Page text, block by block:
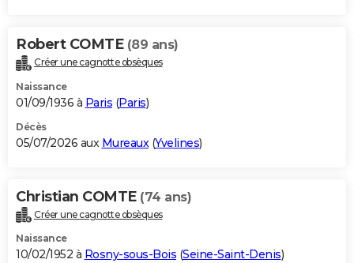
Robert COMTE (89 ans)
Créer une cagnotte obsèques
Naissance
01/09/1936 à Paris (Paris)
Décès
05/07/2026 aux Mureaux (Yvelines)
Christian COMTE (74 ans)
Créer une cagnotte obsèques
Naissance
10/02/1952 à Rosny-sous-Bois (Seine-Saint-Denis)